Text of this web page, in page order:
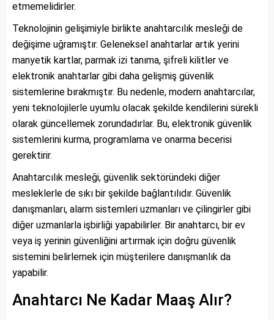
etmemelidirler.
Teknolojinin gelişimiyle birlikte anahtarcılık mesleği de
değişime uğramıştır. Geleneksel anahtarlar artık yerini
manyetik kartlar, parmak izi tanıma, şifreli kilitler ve
elektronik anahtarlar gibi daha gelişmiş güvenlik
sistemlerine bırakmıştır. Bu nedenle, modern anahtarcılar,
yeni teknolojilerle uyumlu olacak şekilde kendilerini sürekli
olarak güncellemek zorundadırlar. Bu, elektronik güvenlik
sistemlerini kurma, programlama ve onarma becerisi
gerektirir.
Anahtarcılık mesleği, güvenlik sektöründeki diğer
mesleklerle de sıkı bir şekilde bağlantılıdır. Güvenlik
danışmanları, alarm sistemleri uzmanları ve çilingirler gibi
diğer uzmanlarla işbirliği yapabilirler. Bir anahtarcı, bir ev
veya iş yerinin güvenliğini artırmak için doğru güvenlik
sistemini belirlemek için müşterilere danışmanlık da
yapabilir.
Anahtarcı Ne Kadar Maaş Alır?